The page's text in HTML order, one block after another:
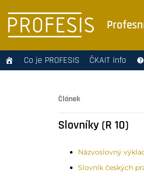
Co je PROFESIS ČKAIT info
Článek
Slovníky (R 10)
Názvoslovný
Slovník českých